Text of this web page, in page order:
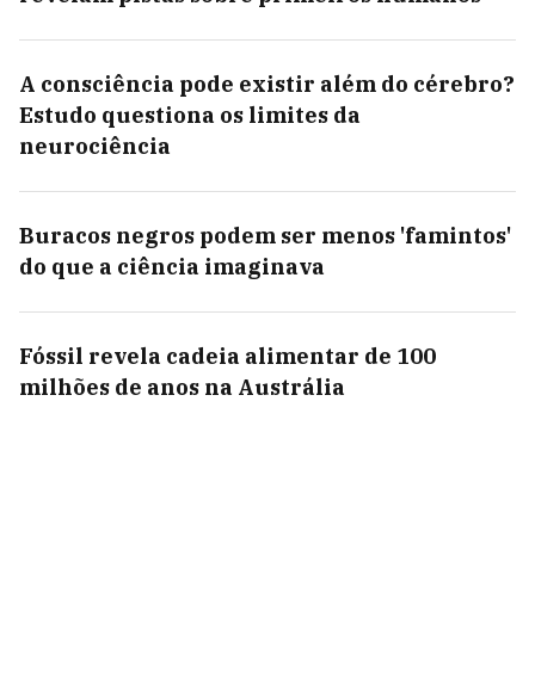
A consciência pode existir além do cérebro?
Estudo questiona os limites da
neurociência
Buracos negros podem ser menos 'famintos'
do que a ciência imaginava
Fóssil revela cadeia alimentar de 100
milhões de anos na Austrália